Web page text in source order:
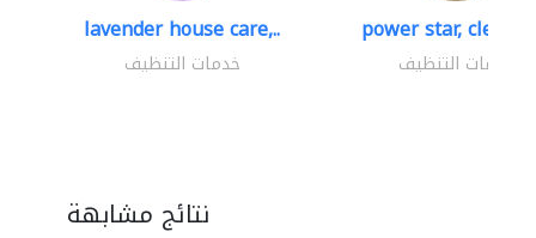
lavender house care,..
خدمات التنظيف
power star,
خدمات التنظيف
نتائج مشابهة